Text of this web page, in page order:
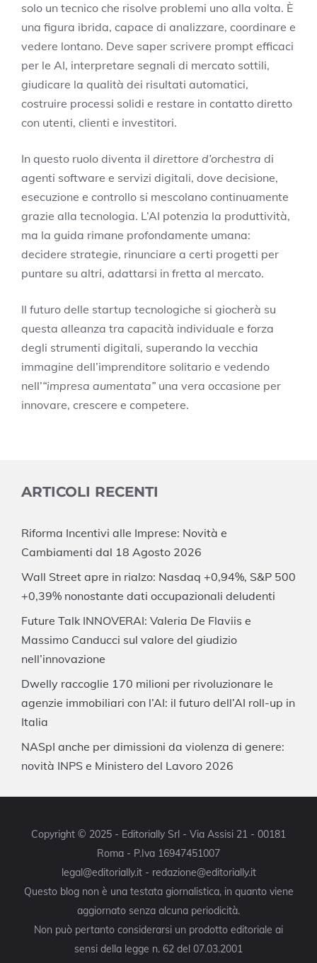
solo un tecnico che risolve problemi uno alla volta. È
una figura ibrida, capace di analizzare, coordinare e
vedere lontano. Deve saper scrivere prompt efficaci
per le AI, interpretare segnali di mercato sottili,
giudicare la qualità dei risultati automatici,
costruire processi solidi e restare in contatto diretto
con utenti, clienti e investitori.
In questo ruolo diventa il direttore d’orchestra di
agenti software e servizi digitali, dove decisione,
esecuzione e controllo si mescolano continuamente
grazie alla tecnologia. L’AI potenzia la produttività,
ma la guida rimane profondamente umana:
decidere strategie, rinunciare a certi progetti per
puntare su altri, adattarsi in fretta al mercato.
Il futuro delle startup tecnologiche si giocherà su
questa alleanza tra capacità individuale e forza
degli strumenti digitali, superando la vecchia
immagine dell’imprenditore solitario e vedendo
nell’“impresa aumentata” una vera occasione per
innovare, crescere e competere.
ARTICOLI RECENTI
Riforma Incentivi alle Imprese: Novità e
Cambiamenti dal 18 Agosto 2026
Wall Street apre in rialzo: Nasdaq +0,94%, S&P 500
+0,39% nonostante dati occupazionali deludenti
Future Talk INNOVERAI: Valeria De Flaviis e
Massimo Canducci sul valore del giudizio
nell’innovazione
Dwelly raccoglie 170 milioni per rivoluzionare le
agenzie immobiliari con l’AI: il futuro dell’AI roll-up in
Italia
NASpI anche per dimissioni da violenza di genere:
novità INPS e Ministero del Lavoro 2026
Copyright © 2025 - Editorially Srl - Via Assisi 21 - 00181
Roma - P.Iva 16947451007
legal@editorially.it - redazione@editorially.it
Questo blog non è una testata giornalistica, in quanto viene
aggiornato senza alcuna periodicità.
Non può pertanto considerarsi un prodotto editoriale ai
sensi della legge n. 62 del 07.03.2001